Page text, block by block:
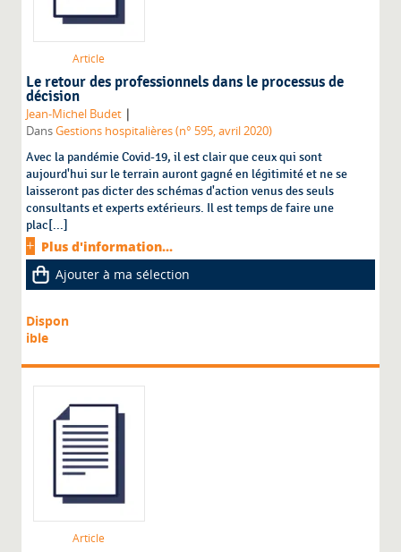
Article
Le retour des professionnels dans le processus de
décision
Jean-Michel Budet |
DansGestions hospitalières (n° 595, avril 2020)
Avec la pandémie Covid-19, il est clair que ceux qui sont
aujourd'hui sur le terrain auront gagné en légitimité et ne se
laisseront pas dicter des schémas d'action venus des seuls
consultants et experts extérieurs. Il est temps de faire une
plac[...]
Plus d'information...
Ajouter à ma sélection
Dispon
ible
Article